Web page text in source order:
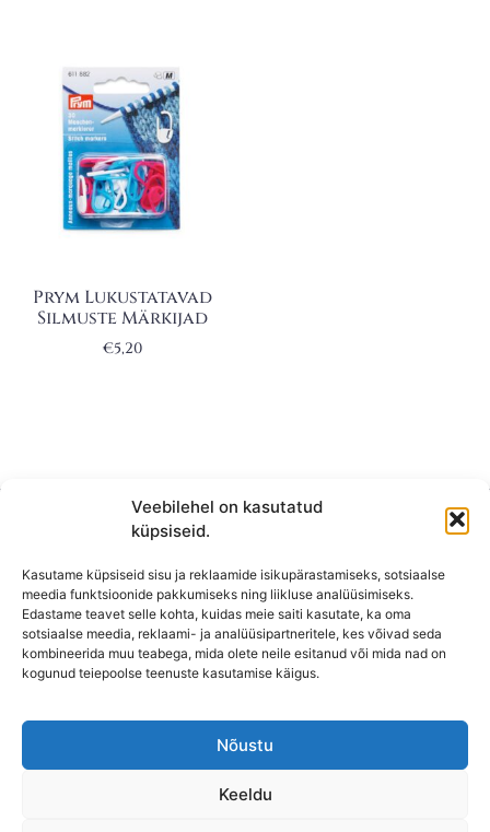
Veebilehel on kasutatud
küpsiseid.
Kasutame küpsiseid sisu ja reklaamide isikupärastamiseks, sotsiaalse
meedia funktsioonide pakkumiseks ning liikluse analüüsimiseks.
Edastame teavet selle kohta, kuidas meie saiti kasutate, ka oma
sotsiaalse meedia, reklaami- ja analüüsipartneritele, kes võivad seda
kombineerida muu teabega, mida olete neile esitanud või mida nad on
kogunud teiepoolse teenuste kasutamise käigus.
Nõustu
Keeldu
Prym Lukustatavad
Silmuste Märkijad
€5,20
KONTAKT